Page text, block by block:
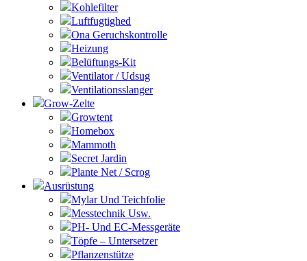
Kohlefilter
Luftfugtighed
Ona Geruchskontrolle
Heizung
Belüftungs-Kit
Ventilator / Udsug
Ventilationsslanger
Grow-Zelte
Growtent
Homebox
Mammoth
Secret Jardin
Plante Net / Scrog
Ausrüstung
Mylar Und Teichfolie
Messtechnik Usw.
PH- Und EC-Messgeräte
Töpfe – Untersetzer
Pflanzenstütze